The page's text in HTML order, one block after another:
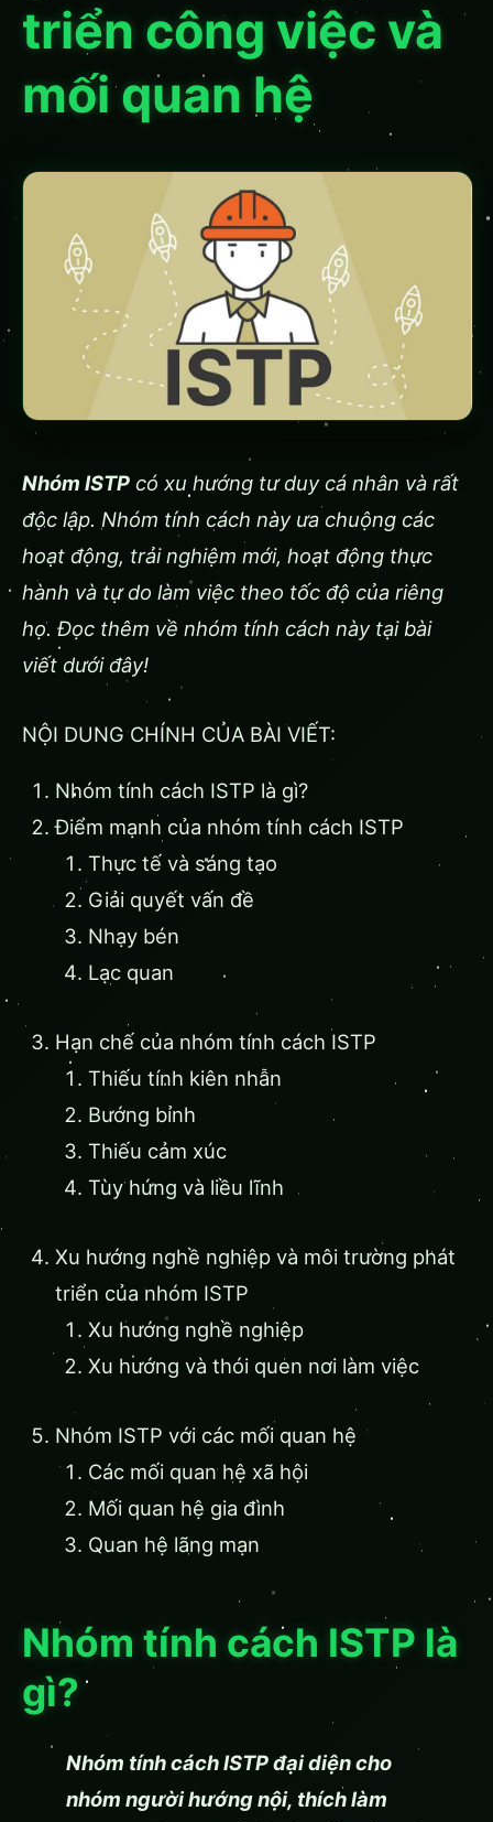
triển công việc và
mối quan hệ
Nhóm ISTP có xu hướng tư duy cá nhân và rất
độc lập. Nhóm tính cách này ưa chuộng các
hoạt động, trải nghiệm mới, hoạt động thực
hành và tự do làm việc theo tốc độ của riêng
họ. Đọc thêm về nhóm tính cách này tại bài
viết dưới đây!
NỘI DUNG CHÍNH CỦA BÀI VIẾT:
Nhóm tính cách ISTP là gì?
Điểm mạnh của nhóm tính cách ISTP
Thực tế và sáng tạo
Giải quyết vấn đề
Nhạy bén
Lạc quan
Hạn chế của nhóm tính cách ISTP
Thiếu tính kiên nhẫn
Bướng bỉnh
Thiếu cảm xúc
Tùy hứng và liều lĩnh
Xu hướng nghề nghiệp và môi trường phát
triển của nhóm ISTP
Xu hướng nghề nghiệp
Xu hướng và thói quen nơi làm việc
Nhóm ISTP với các mối quan hệ
Các mối quan hệ xã hội
Mối quan hệ gia đình
Quan hệ lãng mạn
Nhóm tính cách ISTP là
gì?
Nhóm tính cách ISTP đại diện cho
nhóm người hướng nội, thích làm